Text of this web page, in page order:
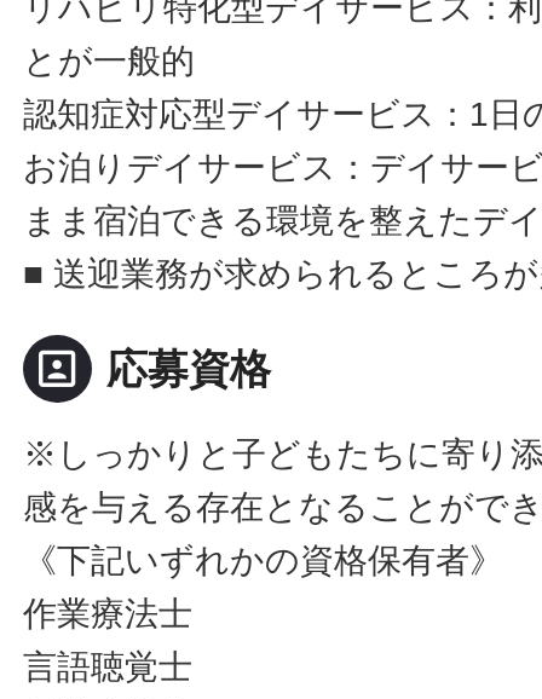
リハビリ特化型デイサービス：
とが一般的
認知症対応型デイサービス：1日
お泊りデイサービス：デイサー
まま宿泊できる環境を整えたデ
■ 送迎業務が求められるところ
portrait 応募資格
※しっかりと子どもたちに寄り
感を与える存在となることがで
《下記いずれかの資格保有者》
作業療法士
言語聴覚士